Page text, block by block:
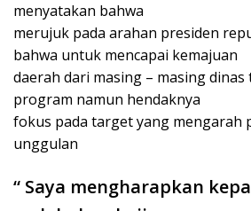
menyatakan bahwa
merujuk pada arahan presiden
bahwa untuk mencapai kemajuan
daerah dari masing – masing
program namun hendaknya
fokus pada target yang mengarah
unggulan
“ Saya mengharapkan